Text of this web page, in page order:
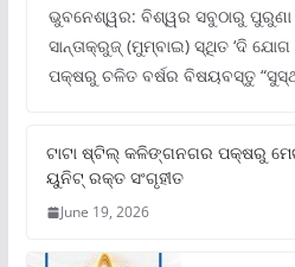
ଭୁବନେଶ୍ୱର: ବିଶ୍ୱର ସବୁଠାରୁ
ସାନ୍ତାକ୍ରୁଜ୍ (ମୁମ୍ବାଇ) ସ୍ଥିତ ‘ଦି
ପକ୍ଷରୁ ଚଳିତ ବର୍ଷର ବିଷୟବସ୍ତୁ “ସୁସ୍ଥ
ଟାଟା ଷ୍ଟିଲ୍‌ କଳିଙ୍ଗନଗର ପକ୍ଷରୁ
ୟୁନିଟ୍‌ ରକ୍ତ ସଂଗୃହୀତ
June 19, 2026